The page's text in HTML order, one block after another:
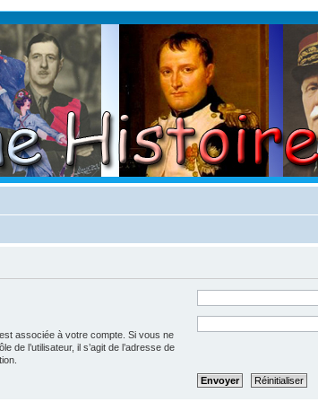
associée à votre compte. Si vous ne
de l’utilisateur, il s’agit de l’adresse de